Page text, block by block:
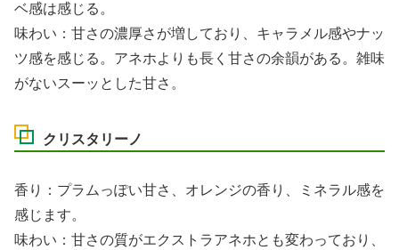
ベ感は感じる。
味わい：甘さの濃厚さが増しており、キャラメル感やナッ
ツ感を感じる。アネホよりも長く甘さの余韻がある。雑味
がないスーッとした甘さ。
クリスタリーノ
香り：プラムっぽい甘さ、オレンジの香り、ミネラル感を
感じます。
味わい：甘さの質がエクストラアネホとも変わっており、